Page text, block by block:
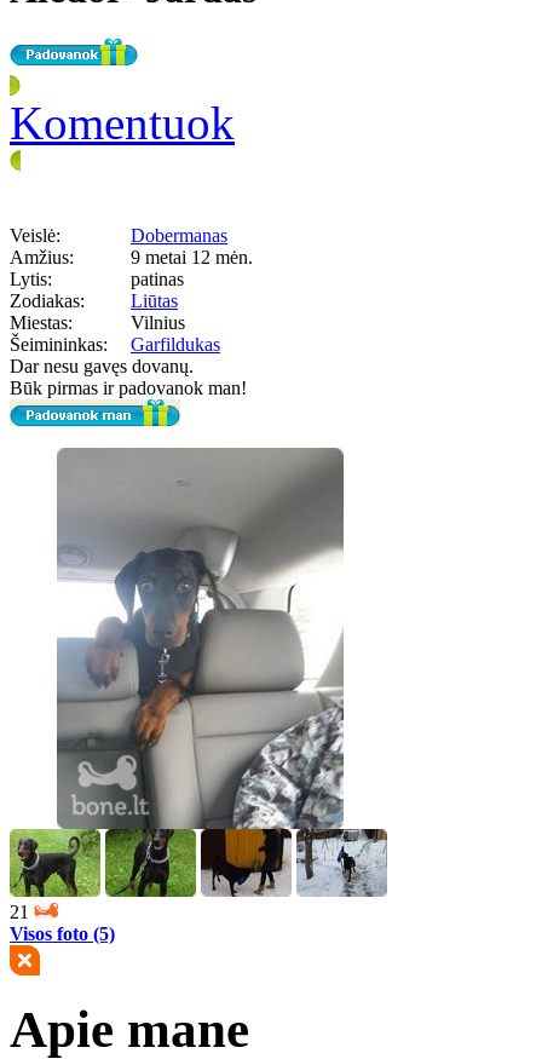
Komentuok
Veislė:
Dobermanas
Amžius:
9 metai 12 mėn.
Lytis:
patinas
Zodiakas:
Liūtas
Miestas:
Vilnius
Šeimininkas:
Garfildukas
Dar nesu gavęs dovanų.
Būk pirmas ir padovanok man!
21
Visos foto (5)
Apie mane